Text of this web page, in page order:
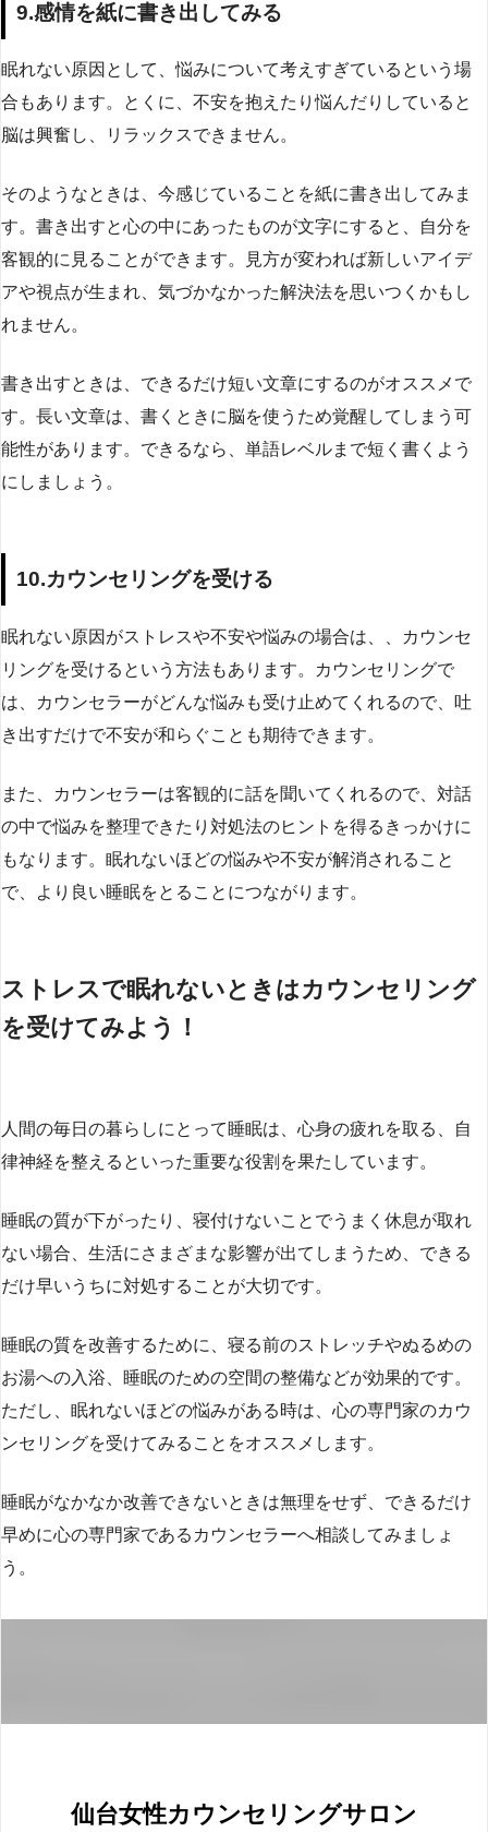
9.感情を紙に書き出してみる
眠れない原因として、悩みについて考えすぎているという場
合もあります。とくに、不安を抱えたり悩んだりしていると
脳は興奮し、リラックスできません。
そのようなときは、今感じていることを紙に書き出してみま
す。書き出すと心の中にあったものが文字にすると、自分を
客観的に見ることができます。見方が変われば新しいアイデ
アや視点が生まれ、気づかなかった解決法を思いつくかもし
れません。
書き出すときは、できるだけ短い文章にするのがオススメで
す。長い文章は、書くときに脳を使うため覚醒してしまう可
能性があります。できるなら、単語レベルまで短く書くよう
にしましょう。
10.カウンセリングを受ける
眠れない原因がストレスや不安や悩みの場合は、、カウンセ
リングを受けるという方法もあります。カウンセリングで
は、カウンセラーがどんな悩みも受け止めてくれるので、吐
き出すだけで不安が和らぐことも期待できます。
また、カウンセラーは客観的に話を聞いてくれるので、対話
の中で悩みを整理できたり対処法のヒントを得るきっかけに
もなります。眠れないほどの悩みや不安が解消されること
で、より良い睡眠をとることにつながります。
ストレスで眠れないときはカウンセリング
を受けてみよう！
人間の毎日の暮らしにとって睡眠は、心身の疲れを取る、自
律神経を整えるといった重要な役割を果たしています。
睡眠の質が下がったり、寝付けないことでうまく休息が取れ
ない場合、生活にさまざまな影響が出てしまうため、できる
だけ早いうちに対処することが大切です。
睡眠の質を改善するために、寝る前のストレッチやぬるめの
お湯への入浴、睡眠のための空間の整備などが効果的です。
ただし、眠れないほどの悩みがある時は、心の専門家のカウ
ンセリングを受けてみることをオススメします。
睡眠がなかなか改善できないときは無理をせず、できるだけ
早めに心の専門家であるカウンセラーへ相談してみましょ
う。
仙台女性カウンセリングサロン